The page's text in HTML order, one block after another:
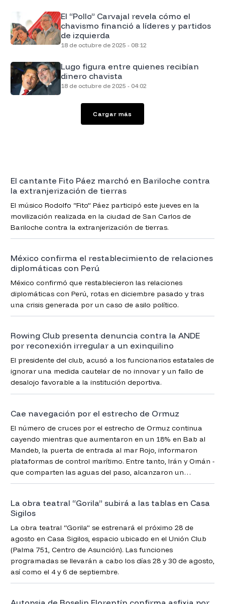
El “Pollo” Carvajal revela cómo el
chavismo financió a líderes y partidos
de izquierda
18 de octubre de 2025 - 08:12
Lugo figura entre quienes recibían
dinero chavista
18 de octubre de 2025 - 04:02
Cargar más
El cantante Fito Páez marchó en Bariloche contra
la extranjerización de tierras
El músico Rodolfo “Fito” Páez participó este jueves en la
movilización realizada en la ciudad de San Carlos de
Bariloche contra la extranjerización de tierras.
México confirma el restablecimiento de relaciones
diplomáticas con Perú
México confirmó que restablecieron las relaciones
diplomáticas con Perú, rotas en diciembre pasado y tras
una crisis generada por un caso de asilo político.
Rowing Club presenta denuncia contra la ANDE
por reconexión irregular a un exinquilino
El presidente del club, acusó a los funcionarios estatales de
ignorar una medida cautelar de no innovar y un fallo de
desalojo favorable a la institución deportiva.
Cae navegación por el estrecho de Ormuz
El número de cruces por el estrecho de Ormuz continua
cayendo mientras que aumentaron en un 18% en Bab al
Mandeb, la puerta de entrada al mar Rojo, informaron
plataformas de control marítimo. Entre tanto, Irán y Omán -
que comparten las aguas del paso, alcanzaron un
acuerdo para la administración de la vía clave para el
La obra teatral “Gorila” subirá a las tablas en Casa
Sigilos
La obra teatral “Gorila” se estrenará el próximo 28 de
agosto en Casa Sigilos, espacio ubicado en el Unión Club
(Palma 751, Centro de Asunción). Las funciones
programadas se llevarán a cabo los días 28 y 30 de agosto,
así como el 4 y 6 de septiembre.